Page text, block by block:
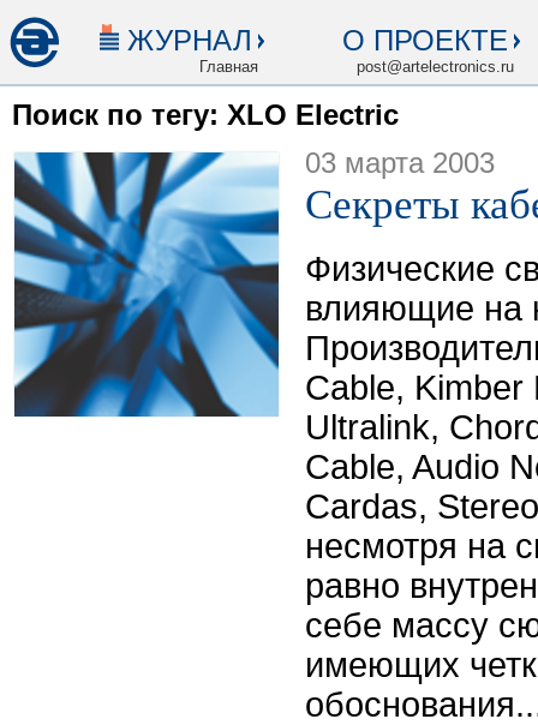
ЖУРНАЛ
Главная
О ПРОЕКТЕ
post@artelectronics.ru
Поиск по тегу: XLO Electric
03 марта 2003
Секреты
Физические
влияющие на
Cable, Kimber
Ultralink,
Cable, Audio
Cardas,
несмотря на
равно
себе массу
имеющих